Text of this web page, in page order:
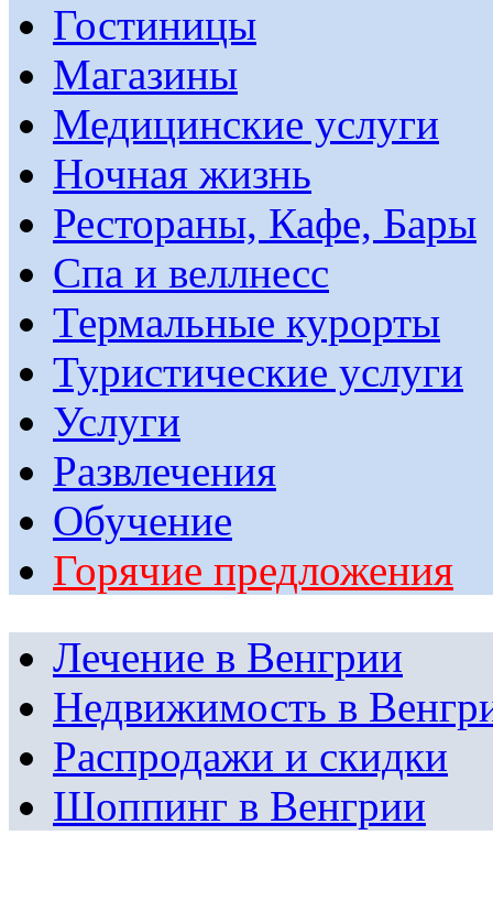
Гостиницы
Магазины
Медицинские услуги
Ночная жизнь
Рестораны, Кафе, Бары
Спа и веллнесс
Термальные курорты
Туристические услуги
Услуги
Развлечения
Обучение
Горячие предложения
Лечение в Венгрии
Недвижимость в
Распродажи и скидки
Шоппинг в Венгрии